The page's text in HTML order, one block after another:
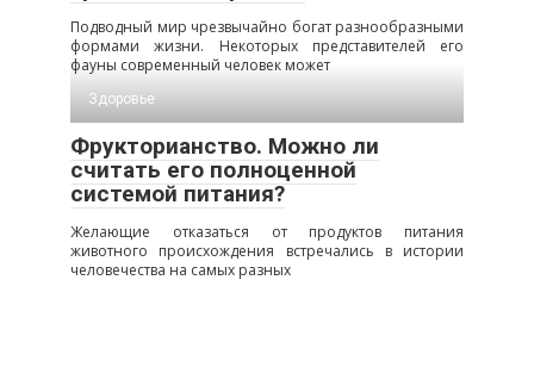
Подводный мир чрезвычайно богат разнообразными
формами жизни. Некоторых представителей его
фауны современный человек может
Здоровье
Фрукторианство. Можно ли
считать его полноценной
системой питания?
Желающие отказаться от продуктов питания
животного происхождения встречались в истории
человечества на самых разных